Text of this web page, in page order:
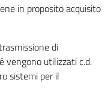
in proposito acquisito
di
vengono utilizzati c.d.
sistemi per il